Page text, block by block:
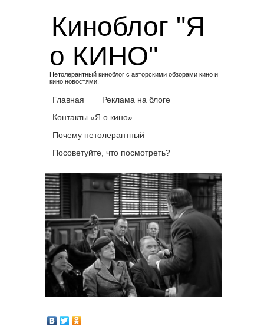
Киноблог "Я
о КИНО"
Нетолерантный киноблог с авторскими обзорами кино и
кино новостями.
Главная
Реклама на блоге
Контакты «Я о кино»
Почему нетолерантный
Посоветуйте, что посмотреть?